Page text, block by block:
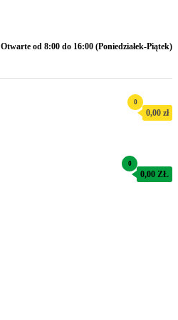
Otwarte od 8:00 do 16:00 (Poniedziałek-Piątek)
0
0,00 zł
0
0,00 ZŁ